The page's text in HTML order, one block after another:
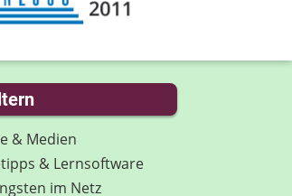
& Medien
& Lernsoftware
im Netz